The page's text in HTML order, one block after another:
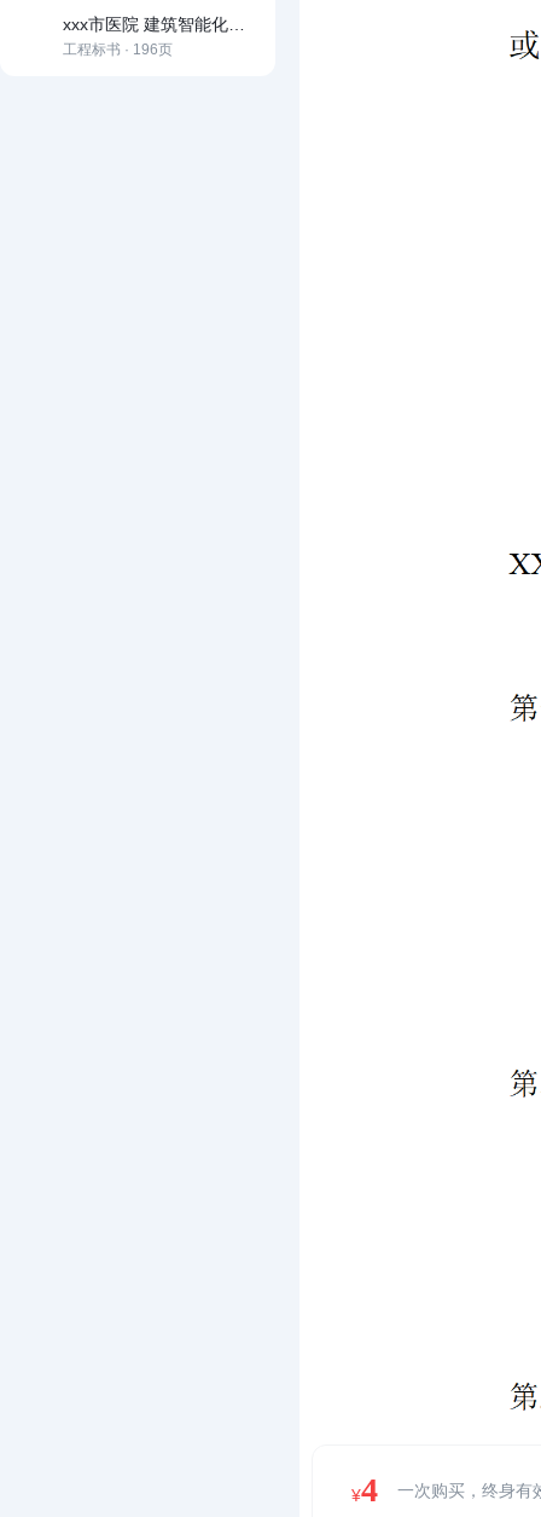
工程标书 · 196页
¥4 一次购买，终身有